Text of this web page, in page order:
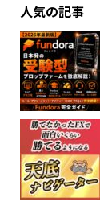
人気の記事